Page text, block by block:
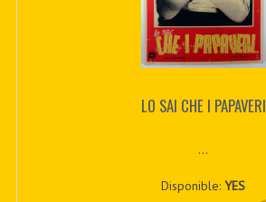
LO SAI CHE I PAPAVERI
...
Disponible:YES